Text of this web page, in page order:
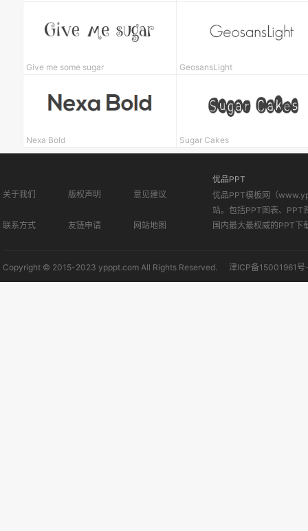
Give me some sugar GeosansLight
Nexa Bold Sugar Cakes
关于我们 版权声明 意见建议
联系方式 友链申请 网站地图
优品PPT
优品PPT模板网（
站。包括PPT图表、PPT
国内最大最权威的PPT下
Copyright © 2015-2023 ypppt.com All Rights Reserved. 津ICP备15001961号